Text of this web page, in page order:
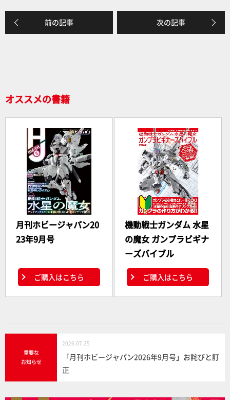
前の記事 次の記事
オススメの書籍
月刊ホビージャパン20
23年9月号
ご購入はこちら
機動戦士ガンダム 水星
の魔女 ガンプラビギナ
ーズバイブル
ご購入はこちら
重要な
お知らせ
2026.07.25
「月刊ホビージャパン2026年9月号」お詫びと訂
正